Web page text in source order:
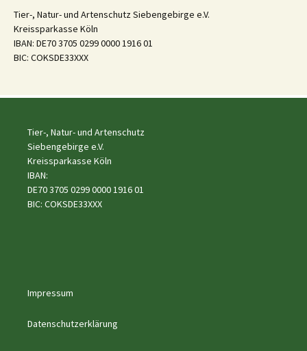
Tier-, Natur- und Artenschutz Siebengebirge e.V.
Kreissparkasse Köln
IBAN: DE70 3705 0299 0000 1916 01
BIC: COKSDE33XXX
Tier-, Natur- und Artenschutz
Siebengebirge e.V.
Kreissparkasse Köln
IBAN:
DE70 3705 0299 0000 1916 01
BIC: COKSDE33XXX
Impressum
Datenschutzerklärung